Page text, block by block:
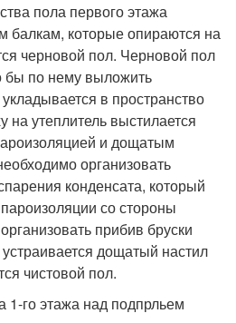
пола первого этажа
которые опираются на
черновой пол. Черновой пол
бы по нему выложить
в пространство
утеплитель выстилается
и дощатым
организовать
конденсата, который
со стороны
прибив бруски
дощатый настил
чистовой пол.
1-го этажа над подпрльем